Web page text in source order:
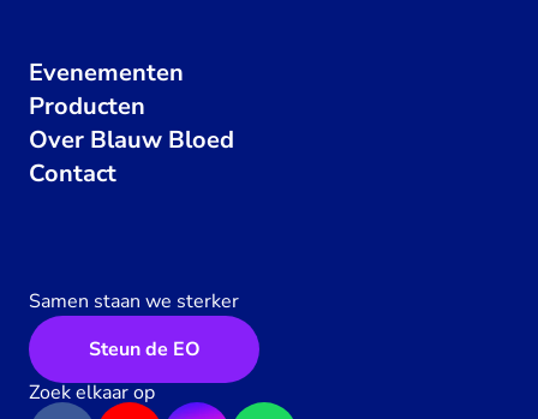
Evenementen
Producten
Over Blauw Bloed
Contact
Samen staan we sterker
Steun de EO
Zoek elkaar op